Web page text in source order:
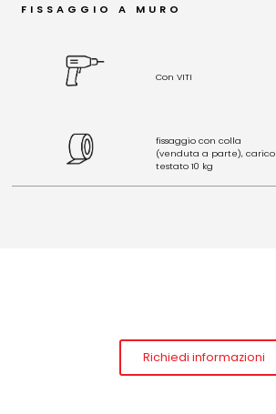
FISSAGGIO A MURO
Con VITI
fissaggio con colla
(venduta a parte), carico
testato 10 kg
Richiedi informazioni